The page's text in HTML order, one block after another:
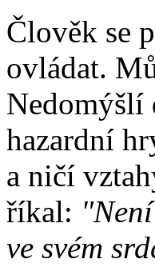
Člověk se
ovládat.
Nedomýšlí
hazardní
a ničí
říkal:
ve svém